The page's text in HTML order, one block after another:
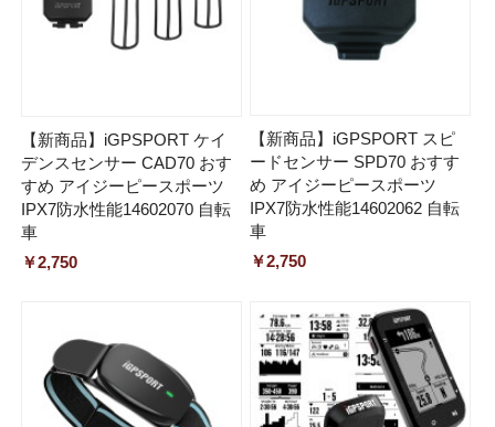
【新商品】iGPSPORT ケイ
デンスセンサー CAD70 おす
すめ アイジーピースポーツ
IPX7防水性能14602070 自転
車
￥2,750
【新商品】iGPSPORT スピ
ードセンサー SPD70 おすす
め アイジーピースポーツ
IPX7防水性能14602062 自転
車
￥2,750